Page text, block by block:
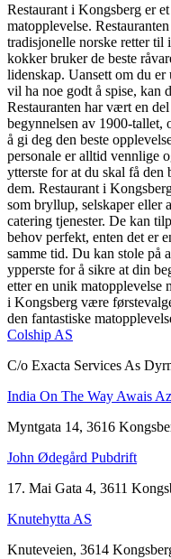
Restaurant i Kongsberg er
matopplevelse.
tradisjonelle norske retter til
kokker bruker de beste
lidenskap. Uansett om du
vil ha noe godt å spise, kan
Restauranten har vært en
begynnelsen av 1900-tallet,
å gi deg den beste
personale er alltid vennlige
ytterste for at du skal få den
dem. Restaurant i
som bryllup, selskaper eller
catering tjenester. De kan
behov perfekt, enten det er
samme tid. Du kan stole på
ypperste for å sikre at din
etter en unik matopplevelse
i Kongsberg være
den fantastiske
Colship AS
C/o Exacta Services As
India On The Way Awais
Myntgata 14, 3616
John Ødegård Pubdrift
17. Mai Gata 4, 3611
Knutehytta AS
Knuteveien, 3614